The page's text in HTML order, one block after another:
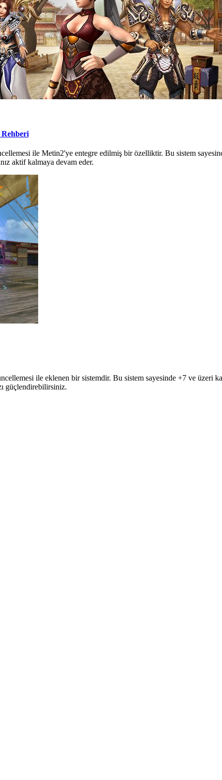
Rehberi
ile Metin2'ye entegre edilmiş bir özelliktir. Bu sistem
aktif kalmaya devam eder.
ile eklenen bir sistemdir. Bu sistem sayesinde +7 ve üzeri
güçlendirebilirsiniz.